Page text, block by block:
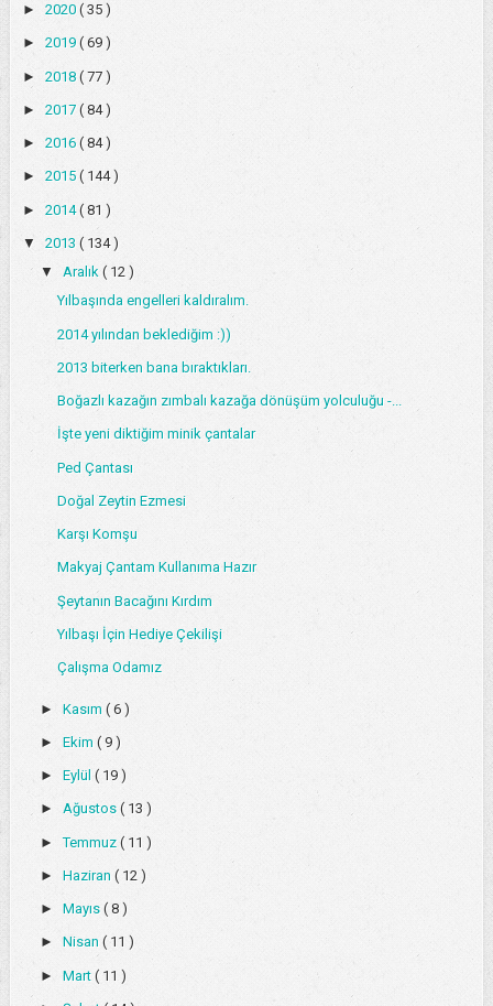
► 2020 ( 35 )
► 2019 ( 69 )
► 2018 ( 77 )
► 2017 ( 84 )
► 2016 ( 84 )
► 2015 ( 144 )
► 2014( 81 )
▼ 2013 ( 134 )
▼ Aralık ( 12 )
Yılbaşında engelleri kaldıralım.
2014 yılından beklediğim :))
2013 biterken bana bıraktıkları.
Boğazlı kazağın zımbalı kazağa dönüşüm yolculuğu -...
İşte yeni diktiğim minik çantalar
Ped Çantası
Doğal Zeytin Ezmesi
Karşı Komşu
Makyaj Çantam Kullanıma Hazır
Şeytanın Bacağını Kırdım
Yılbaşı İçin Hediye Çekilişi
Çalışma Odamız
► Kasım ( 6 )
► Ekim ( 9 )
► Eylül ( 19 )
► Ağustos ( 13 )
►Temmuz ( 11 )
► Haziran ( 12 )
► Mayıs ( 8 )
► Nisan ( 11 )
► Mart ( 11 )